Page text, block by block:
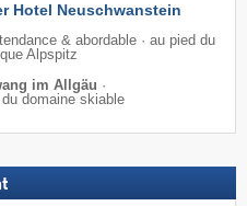
Hotel Neuschwanstein
& abordable · au pied du
Alpspitz
im Allgäu ·
domaine skiable